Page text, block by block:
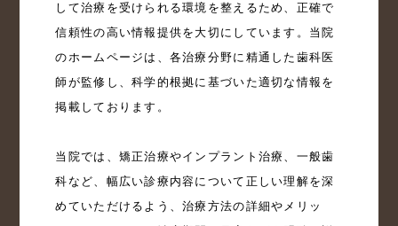
して治療を受けられる環境を整えるため、正確で
信頼性の高い情報提供を大切にしています。当院
のホームページは、各治療分野に精通した歯科医
師が監修し、科学的根拠に基づいた適切な情報を
掲載しております。
当院では、矯正治療やインプラント治療、一般歯
科など、幅広い診療内容について正しい理解を深
めていただけるよう、治療方法の詳細やメリッ